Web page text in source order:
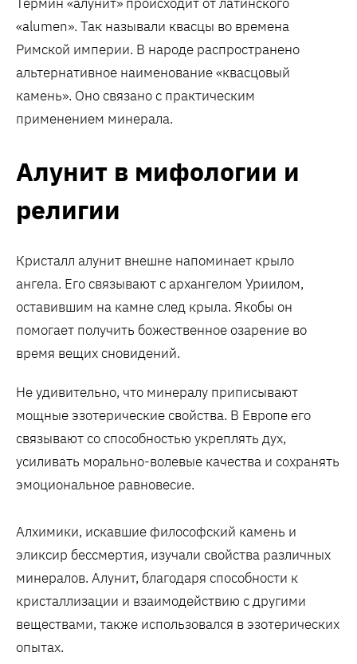
«alumen». Так называли квасцы во времена
Римской империи. В народе распространено
альтернативное наименование «квасцовый
камень». Оно связано с практическим
применением минерала.
Алунит в мифологии и
религии
Кристалл алунит внешне напоминает крыло
ангела. Его связывают с архангелом Уриилом,
оставившим на камне след крыла. Якобы он
помогает получить божественное озарение во
время вещих сновидений.
Не удивительно, что минералу приписывают
мощные эзотерические свойства. В Европе его
связывают со способностью укреплять дух,
усиливать морально-волевые качества и сохранять
эмоциональное равновесие.
Алхимики, искавшие философский камень и
эликсир бессмертия, изучали свойства различных
минералов. Алунит, благодаря способности к
кристаллизации и взаимодействию с другими
веществами, также использовался в эзотерических
опытах.